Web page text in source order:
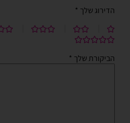
הדירוג שלך *
הביקורת שלך *